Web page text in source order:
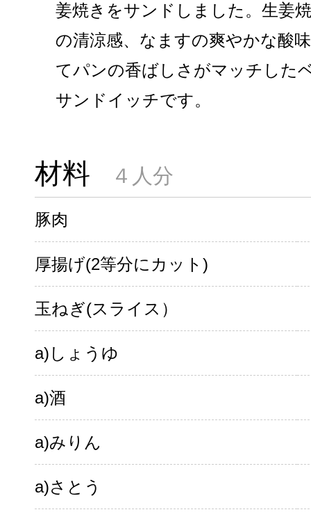
姜焼きをサンドしました。生姜
の清涼感、なますの爽やかな酸
てパンの香ばしさがマッチした
サンドイッチです。
材料 ４人分
豚肉
厚揚げ(2等分にカット)
玉ねぎ(スライス）
a)しょうゆ
a)酒
a)みりん
a)さとう